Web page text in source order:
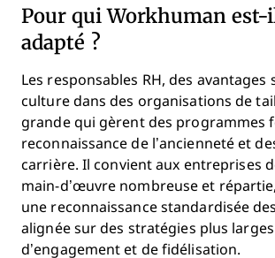
Pour qui Workhuman
adapté ?
Les responsables RH, des avantages
culture dans des organisations de
grande qui gèrent des programmes
reconnaissance de l’ancienneté et
carrière. Il convient aux entreprises
main-d’œuvre nombreuse et
une reconnaissance standardisée
alignée sur des stratégies plus larges
d’engagement et de fidélisation.